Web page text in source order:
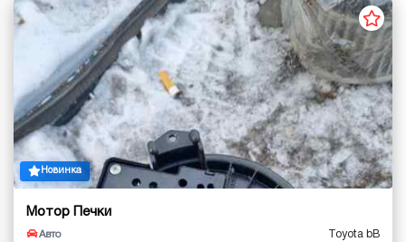
Новинка
Мотор Печки
Авто Toyota bB